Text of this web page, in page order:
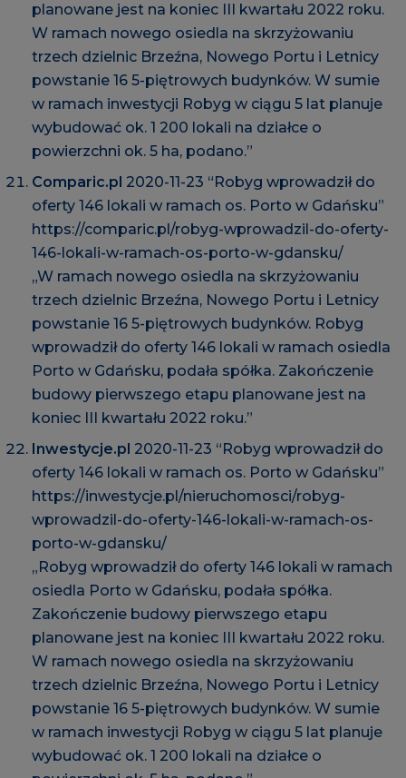
planowane jest na koniec III kwartału 2022 roku.
W ramach nowego osiedla na skrzyżowaniu
trzech dzielnic Brzeźna, Nowego Portu i Letnicy
powstanie 16 5-piętrowych budynków. W sumie
w ramach inwestycji Robyg w ciągu 5 lat planuje
wybudować ok. 1 200 lokali na działce o
powierzchni ok. 5 ha, podano.”
Comparic.pl 2020-11-23 “Robyg wprowadził do
oferty 146 lokali w ramach os. Porto w Gdańsku”
https://comparic.pl/robyg-wprowadzil-do-oferty-
146-lokali-w-ramach-os-porto-w-gdansku/
„W ramach nowego osiedla na skrzyżowaniu
trzech dzielnic Brzeźna, Nowego Portu i Letnicy
powstanie 16 5-piętrowych budynków. Robyg
wprowadził do oferty 146 lokali w ramach osiedla
Porto w Gdańsku, podała spółka. Zakończenie
budowy pierwszego etapu planowane jest na
koniec III kwartału 2022 roku.”
Inwestycje.pl 2020-11-23 “Robyg wprowadził do
oferty 146 lokali w ramach os. Porto w Gdańsku”
https://inwestycje.pl/nieruchomosci/robyg-
wprowadzil-do-oferty-146-lokali-w-ramach-os-
porto-w-gdansku/
„Robyg wprowadził do oferty 146 lokali w ramach
osiedla Porto w Gdańsku, podała spółka.
Zakończenie budowy pierwszego etapu
planowane jest na koniec III kwartału 2022 roku.
W ramach nowego osiedla na skrzyżowaniu
trzech dzielnic Brzeźna, Nowego Portu i Letnicy
powstanie 16 5-piętrowych budynków. W sumie
w ramach inwestycji Robyg w ciągu 5 lat planuje
wybudować ok. 1 200 lokali na działce o